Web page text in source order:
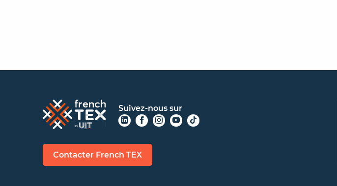
Suivez-nous sur
Contacter French TEX